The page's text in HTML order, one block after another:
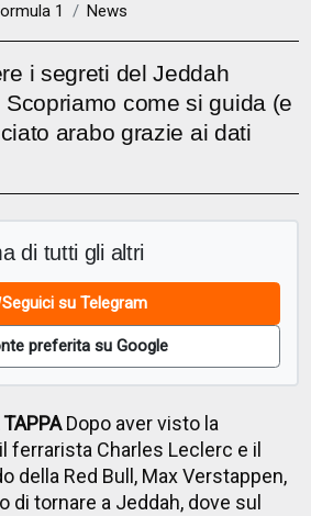
1 News
i segreti del Jeddah
come si guida (e
arabo grazie ai dati
di tutti gli altri
Seguici su Telegram
preferita su Google
Dopo aver visto la
ferrarista Charles Leclerc e il
della Red Bull, Max Verstappen,
di tornare a Jeddah, dove sul